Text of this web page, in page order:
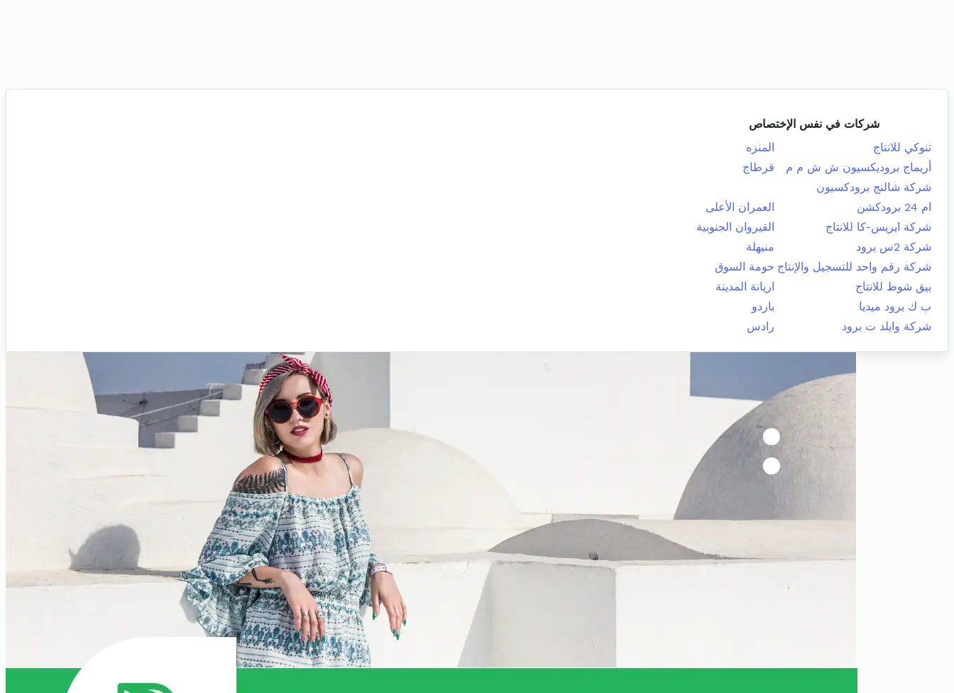
شركات في نفس الإختصاص
تنوكي للانتاج
المنزه
أريماج بروديكسيون ش ش م م
قرطاج
شركة شالنج برودكسيون
ام 24 برودكشن
العمران الأعلى
شركة ايريس-كا للانتاج
القيروان الجنوبية
شركة 2س برود
منيهلة
شركة رقم واحد للتسجيل والإنتاج حومة السوق
بيق شوط للانتاج
اريانة المدينة
ب ك برود ميديا
باردو
شركة وايلد ت برود
رادس